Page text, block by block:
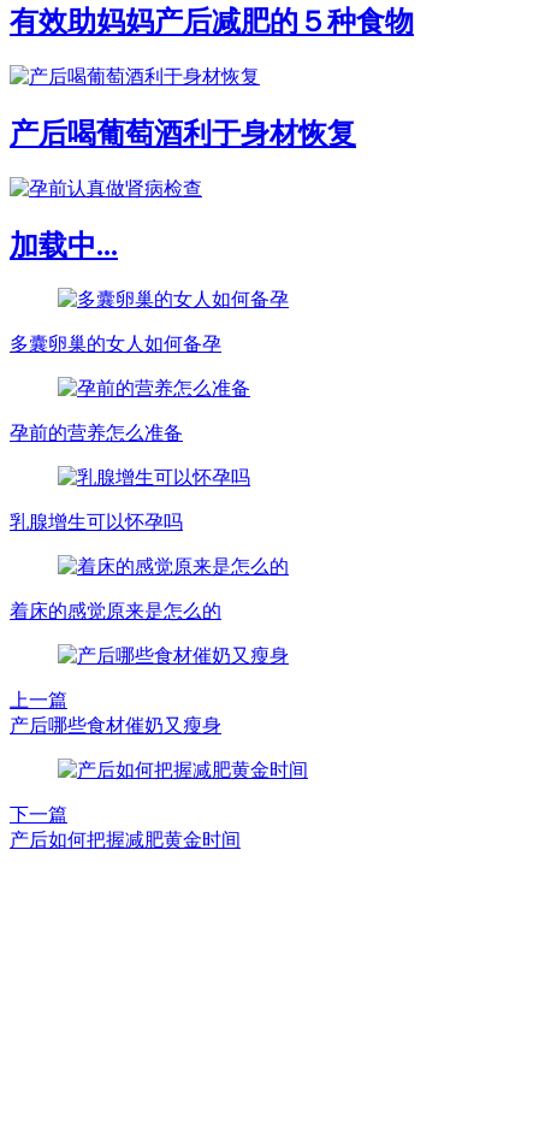
有效助妈妈产后减肥的５种食物
产后喝葡萄酒利于身材恢复
加载中...
多囊卵巢的女人如何备孕
孕前的营养怎么准备
乳腺增生可以怀孕吗
着床的感觉原来是怎么的
上一篇
产后哪些食材催奶又瘦身
下一篇
产后如何把握减肥黄金时间